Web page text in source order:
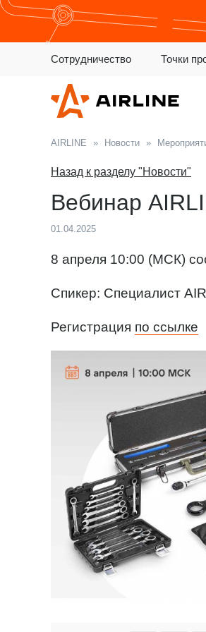
Сотрудничество Точки
AIRLINE » Новости »
Назад к разделу "Новости"
Вебинар
01.04.2025
8 апреля 10:00 (МСК)
Спикер: Специалист
Регистрация по ссылке